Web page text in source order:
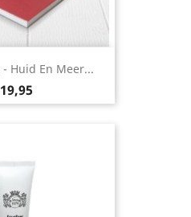
Huid En Meer...